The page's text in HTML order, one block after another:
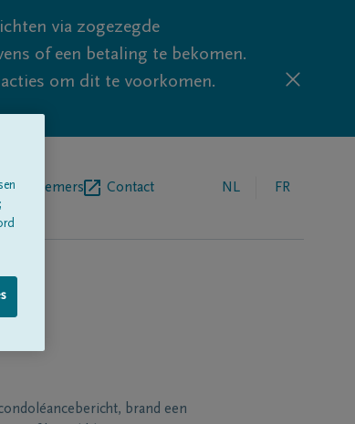
via zogezegde
of een betaling te bekomen.
om dit te voorkomen.
Contact NL FR
brand een